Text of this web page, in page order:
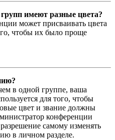
имеют разные цвета?
может присваивать цвета
чтобы их было проще
в одной группе, ваша
для того, чтобы
цвет и звание должны
конференции
самому изменять
в личном разделе.